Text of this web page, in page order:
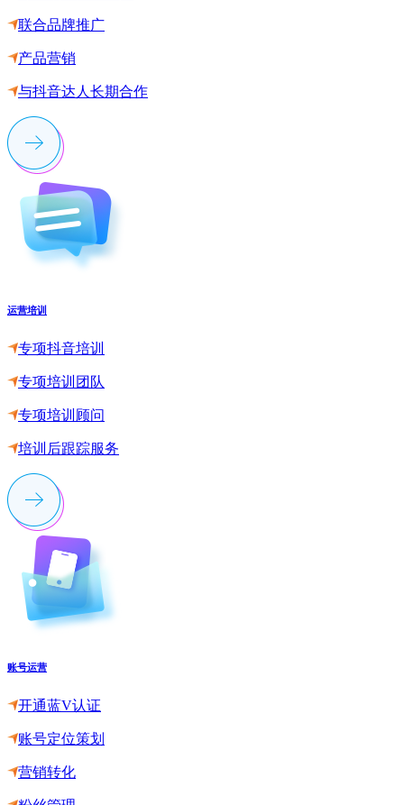
联合品牌推广
产品营销
与抖音达人长期合作
运营培训
专项抖音培训
专项培训团队
专项培训顾问
培训后跟踪服务
账号运营
开通蓝V认证
账号定位策划
营销转化